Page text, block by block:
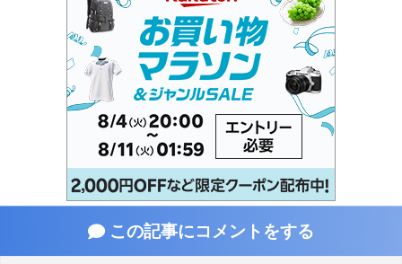
この記事にコメントをする